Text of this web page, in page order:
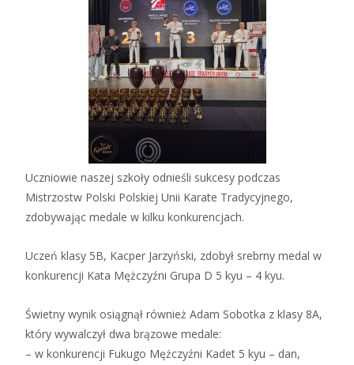
Uczniowie naszej szkoły odnieśli sukcesy podczas
Mistrzostw Polski Polskiej Unii Karate Tradycyjnego,
zdobywając medale w kilku konkurencjach.
Uczeń klasy 5B, Kacper Jarzyński, zdobył srebrny medal w
konkurencji Kata Mężczyźni Grupa D 5 kyu – 4 kyu.
Świetny wynik osiągnął również Adam Sobotka z klasy 8A,
który wywalczył dwa brązowe medale:
– w konkurencji Fukugo Mężczyźni Kadet 5 kyu – dan,